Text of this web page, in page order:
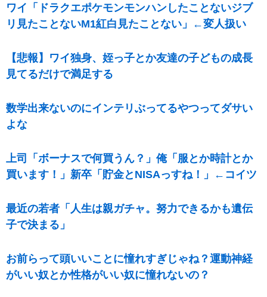
ワイ「ドラクエポケモンモンハンしたことないジブ
リ見たことないM1紅白見たことない」←変人扱い
【悲報】ワイ独身、姪っ子とか友達の子どもの成長
見てるだけで満足する
数学出来ないのにインテリぶってるやつってダサい
よな
上司「ボーナスで何買うん？」俺「服とか時計とか
買います！」新卒「貯金とNISAっすね！」←コイツ
最近の若者「人生は親ガチャ。努力できるかも遺伝
子で決まる」
お前らって頭いいことに憧れすぎじゃね？運動神経
がいい奴とか性格がいい奴に憧れないの？